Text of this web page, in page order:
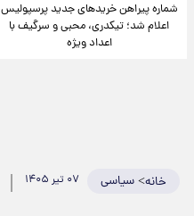
شماره پیراهن خریدهای جدید پرسپولیس
اعلام شد؛ تیکدری، محبی و سرگیف با
اعداد ویژه
خانه>سیاسی ۰۷ تیر ۱۴۰۵